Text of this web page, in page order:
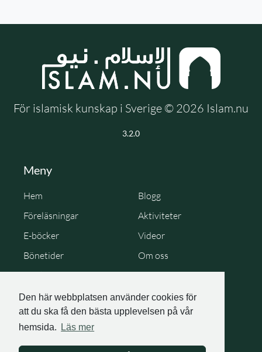
Den här webbplatsen använder cookies för
att du ska få den bästa upplevelsen på vår
hemsida.
Läs mer
För islamisk kunskap i Sverige © 2026 Islam.nu
3.2.0
Meny
Hem
Blogg
Föreläsningar
Aktiviteter
E-böcker
Videor
Bönetider
Om oss
Cookie Policy
Personuppgiftspolicy